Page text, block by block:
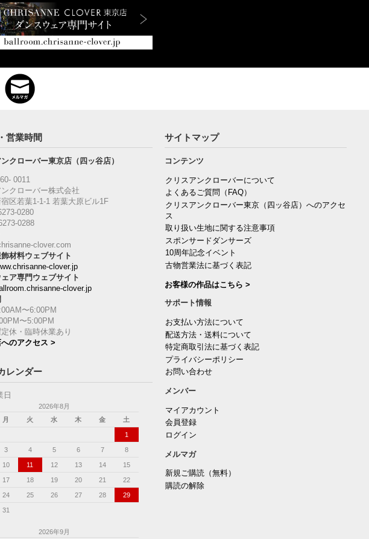
営業時間
クローバー東京店（四ッ谷店）
0011
クローバー株式会社
区若葉1‐1-1 若葉大原ビル1F
0280
0288
clover.com
材料ウェブサイト
clover.jp
ア専門ウェブサイト
clover.jp
〜6:00PM
〜5:00PM
休・臨時休業あり
へのアクセス >
レンダー
日
2026年8月
月 火 水 木 金 土
1
3 4 5 6 7 8
10 11 12 13 14 15
17 18 19 20 21 22
24 25 26 27 28 29
31
2026年9月
サイトマップ
コンテンツ
クリスアンクローバーについて
よくあるご質問（FAQ）
クリスアンクローバー東京（四ッ谷店）へのアクセ
ス
取り扱い生地に関する注意事項
スポンサードダンサーズ
10周年記念イベント
古物営業法に基づく表記
お客様の作品はこちら >
サポート情報
お支払い方法について
配送方法・送料について
特定商取引法に基づく表記
プライバシーポリシー
お問い合わせ
メンバー
マイアカウント
会員登録
ログイン
メルマガ
新規ご購読（無料）
購読の解除